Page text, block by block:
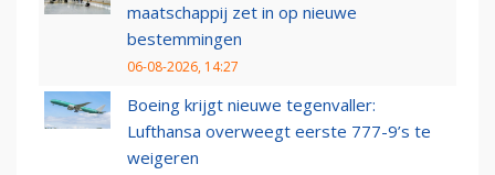
maatschappij zet in op nieuwe
bestemmingen
06-08-2026, 14:27
Boeing krijgt nieuwe tegenvaller:
Lufthansa overweegt eerste 777-9’s te
weigeren